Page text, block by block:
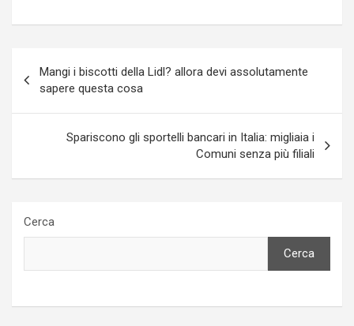
articoli
Mangi i biscotti della Lidl? allora devi assolutamente
sapere questa cosa
Spariscono gli sportelli bancari in Italia: migliaia i
Comuni senza più filiali
Cerca
Cerca